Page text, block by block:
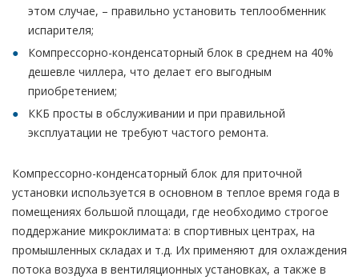
этом случае, – правильно установить теплообменник
испарителя;
Компрессорно-конденсаторный блок в среднем на 40%
дешевле чиллера, что делает его выгодным
приобретением;
ККБ просты в обслуживании и при правильной
эксплуатации не требуют частого ремонта.
Компрессорно-конденсаторный блок для приточной
установки используется в основном в теплое время года в
помещениях большой площади, где необходимо строгое
поддержание микроклимата: в спортивных центрах, на
промышленных складах и т.д. Их применяют для охлаждения
потока воздуха в вентиляционных установках, а также в